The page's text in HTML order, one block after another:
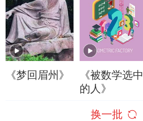
《梦回眉州》
《被数学选中
的人》
换一批